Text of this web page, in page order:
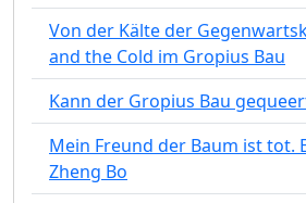
Von der Kälte der
and the Cold im Gropius Bau
Kann der Gropius Bau
Mein Freund der Baum ist tot.
Zheng Bo